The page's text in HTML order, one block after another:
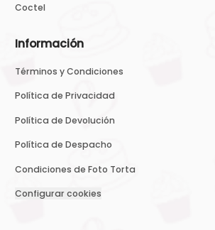
Coctel
Información
Términos y Condiciones
Política de Privacidad
Política de Devolución
Política de Despacho
Condiciones de Foto Torta
Configurar cookies